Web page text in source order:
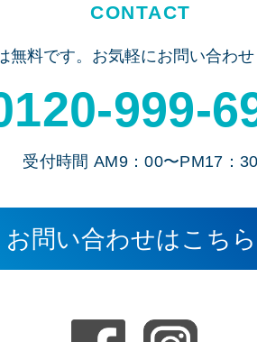
CONTACT
無料です。 お気軽にお問い合わせ
999-
受付時間 AM9：00〜PM17：30
お問い合わせはこちら